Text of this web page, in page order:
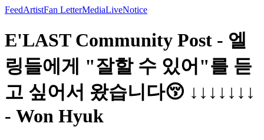
FeedArtistFan LetterMediaLiveNotice
E'LAST Community Post - 엘
링들에게 "잘할 수 있어"를 듣
고 싶어서 왔습니다😚 ↓↓↓↓↓↓↓
- Won Hyuk